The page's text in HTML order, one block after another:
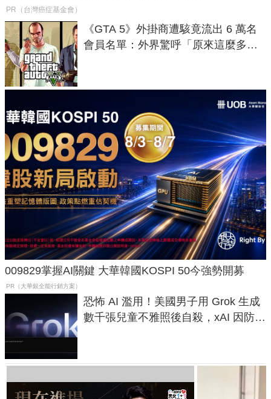
PR（台灣癌症基金會）
《GTA 5》外掛商遭駭竟流出 6 萬名
會員名單：外界驚呼「原來這麼多人
009829掌握AI關鍵 大華韓國KOSPI 50今強勢開募
PR（大華銀全能行銷方案）
恐怖 AI 濫用！美國男子用 Grok 生成
數千張兒童不雅照後自殺，xAI 因防護